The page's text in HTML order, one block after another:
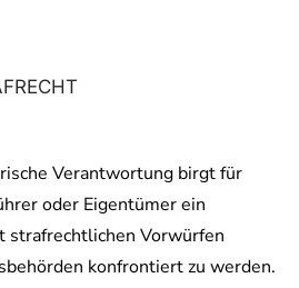
Verantwortung birgt für
oder Eigentümer ein
strafrechtlichen Vorwürfen
konfrontiert zu werden.